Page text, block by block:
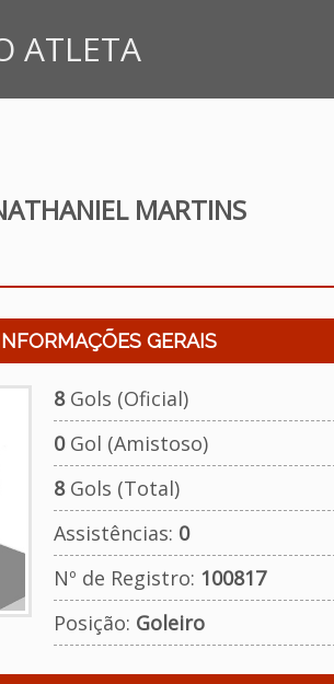
ATLETA
MARTINS
GERAIS
8Gols (Oficial)
0Gol (Amistoso)
8Gols (Total)
Assistências: 0
Nº de Registro: 100817
Posição: Goleiro